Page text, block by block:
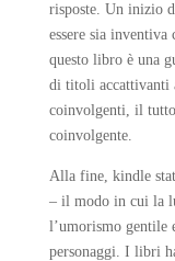
risposte. Un inizio
essere sia
questo libro è una
di titoli accattivanti
coinvolgenti, il
coinvolgente.
Alla fine, kindle
– il modo in cui la
l’umorismo gentile
personaggi. I libri